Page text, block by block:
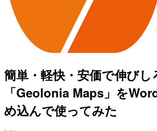
簡単・軽快・安価で伸びし
「Geolonia Maps」を
め込んで使ってみた